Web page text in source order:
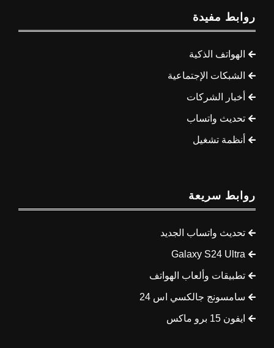
روابط مفيدة
الهواتف الذكية
الشبكات الإجتماعية
أخبار الشركات
تحديث واتساب
أنظمة تشغيل
روابط سريعة
تحديث واتساب الجديد
Galaxy S24 Ultra
تطبيقات وألعاب الهواتف
سامسونج جالكسي اس 24
ايفون 15 برو ماكس